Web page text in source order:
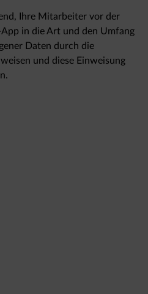
Ihre Mitarbeiter vor der
in die Art und den Umfang
Daten durch die
und diese Einweisung